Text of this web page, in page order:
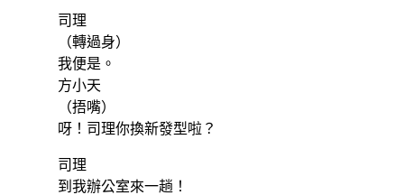
司理
（轉過身）
我便是。
方小天
（捂嘴）
呀！司理你換新發型啦？
司理
到我辦公室來一趟！